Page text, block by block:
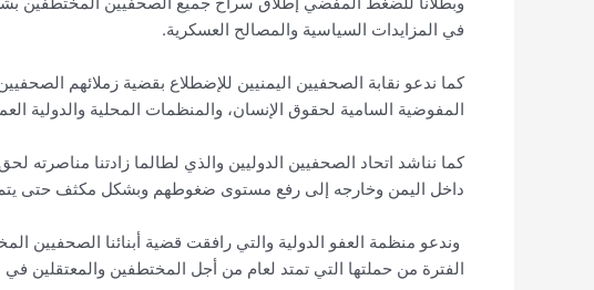
في المزايدات السياسية والمصالح العسكرية.
كما ندعو نقابة الصحفيين اليمنيين للإضطلاع بقضية زملائهم
المفوضية السامية لحقوق الإنسان، والمنظمات المحلية والدولية
كما نناشد اتحاد الصحفيين الدوليين والذي لطالما زادتنا مناصرته
داخل اليمن وخارجه إلى رفع مستوى ضغوطهم وبشكل مكثف حتى
وندعو منظمة العفو الدولية والتي رافقت قضية أبنائنا الصحفيين
الفترة من حملتها التي تمتد لعام من أجل المختطفين والمعتقلين